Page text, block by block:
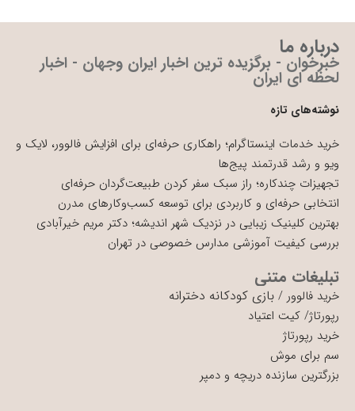
درباره ما
خبرخوان - برگزیده ترین اخبار ایران وجهان - اخبار
لحظه ای ایران
نوشته‌های تازه
خرید خدمات اینستاگرام؛ راهکاری حرفه‌ای برای افزایش فالوور، لایک و
ویو و رشد قدرتمند پیج‌ها
تجهیزات چندکاره؛ راز سبک سفر کردن طبیعت‌گردان حرفه‌ای
انتخابی حرفه‌ای و کاربردی برای توسعه کسب‌وکارهای مدرن
بهترین کلینیک زیبایی در نزدیک شهر اندیشه؛ دکتر مریم خیرآبادی
بررسی کیفیت آموزشی مدارس خصوصی در تهران
تبلیغات متنی
خرید فالوور / بازی کودکانه دخترانه
رپورتاژ/ کیت اعتیاد
خرید رپورتاژ
سم برای موش
بزرگترین سازنده دریچه و دمپر